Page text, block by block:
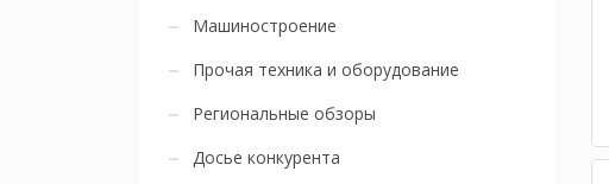
Машиностроение
Прочая техника и оборудование
Региональные обзоры
Досье конкурента